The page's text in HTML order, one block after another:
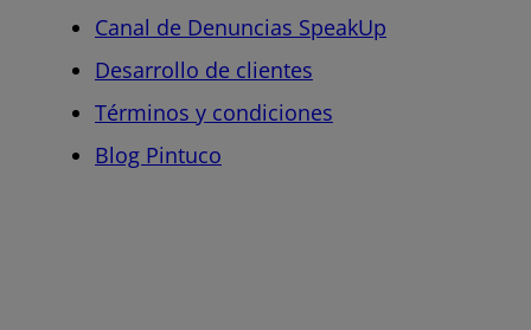
Canal de Denuncias SpeakUp
Desarrollo de clientes
Términos y condiciones
Blog Pintuco